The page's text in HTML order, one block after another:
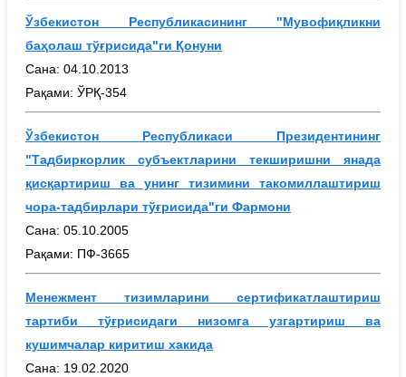
Ўзбекистон Республикасининг "Мувофиқликни
баҳолаш тўғрисида"ги Қонуни
Сана: 04.10.2013
Рақами: ЎРҚ-354
Ўзбекистон Республикаси Президентининг
"Тадбиркорлик субъектларини текширишни янада
қисқартириш ва унинг тизимини такомиллаштириш
чора-тадбирлари тўғрисида"ги Фармони
Сана: 05.10.2005
Рақами: ПФ-3665
Менежмент тизимларини сертификатлаштириш
тартиби тўғрисидаги низомга узгартириш ва
кушимчалар киритиш хакида
Сана: 19.02.2020